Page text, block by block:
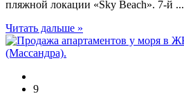
пляжной локации «Sky Beach». 7-й ...
Читать дальше »
9